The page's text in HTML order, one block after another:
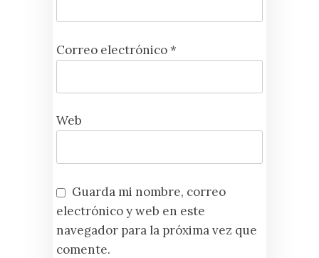
Correo electrónico*
Web
Guarda mi nombre, correo
electrónico y web en este
navegador para la próxima vez que
comente.